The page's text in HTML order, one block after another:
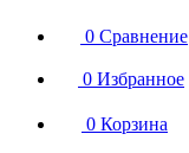
0 Сравнение
0 Избранное
0 Корзина